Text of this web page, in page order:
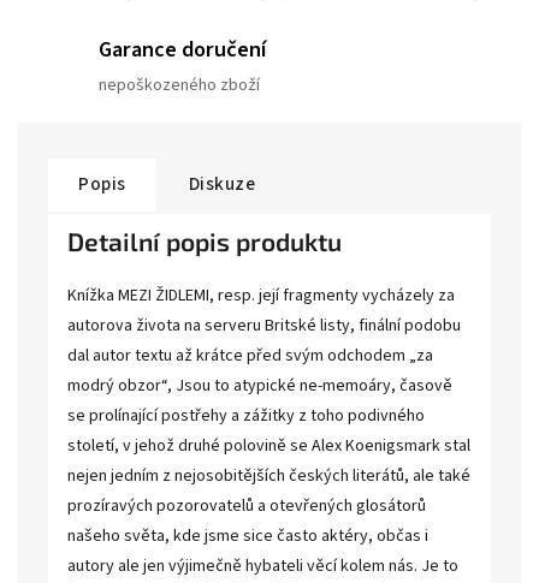
Garance doručení
nepoškozeného zboží
Popis Diskuze
Detailní popis produktu
Knížka MEZI ŽIDLEMI, resp. její fragmenty vycházely za
autorova života na serveru Britské listy, ﬁnální podobu
dal autor textu až krátce před svým odchodem „za
modrý obzor“, Jsou to atypické ne-memoáry, časově
se prolínající postřehy a zážitky z toho podivného
století, v jehož druhé polovině se Alex Koenigsmark stal
nejen jedním z nejosobitějších českých literátů, ale také
prozíravých pozorovatelů a otevřených glosátorů
našeho světa, kde jsme sice často aktéry, občas i
autory ale jen výjimečně hybateli věcí kolem nás. Je to